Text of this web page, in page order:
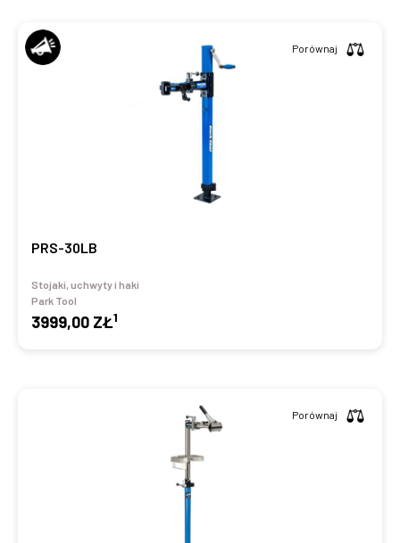
PRS-30LB
Stojaki, uchwyty i haki
Park Tool
3999,00 ZŁ1
Porównaj
Porównaj